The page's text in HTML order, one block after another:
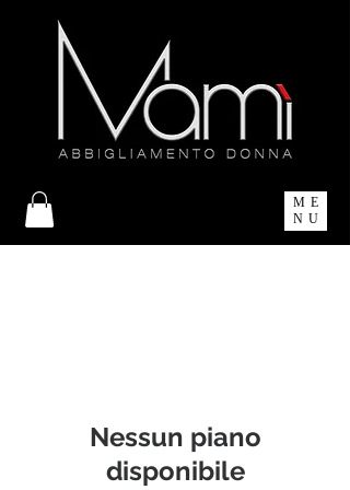
ME
NU
Nessun piano
disponibile